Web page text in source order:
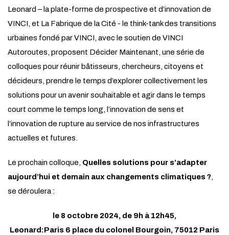
Leonard – la plate-forme de prospective et d’innovation de
VINCI, et La Fabrique de la Cité - le think-tank des transitions
urbaines fondé par VINCI, avec le soutien de VINCI
Autoroutes, proposent Décider Maintenant, une série de
colloques pour réunir bâtisseurs, chercheurs, citoyens et
décideurs, prendre le temps d’explorer collectivement les
solutions pour un avenir souhaitable et agir dans le temps
court comme le temps long, l’innovation de sens et
l’innovation de rupture au service de nos infrastructures
actuelles et futures.
Le prochain colloque, Quelles solutions pour s’adapter
aujourd’hui et demain aux changements climatiques ?,
se déroulera :
le 8 octobre 2024, de 9h à 12h45,
Leonard:Paris 6 place du colonel Bourgoin, 75012 Paris